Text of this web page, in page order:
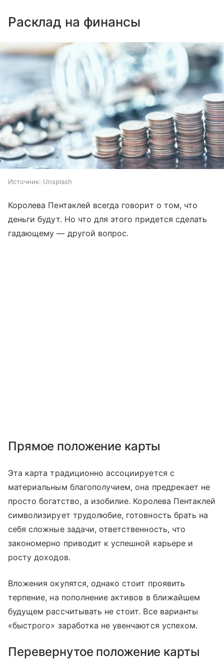
Расклад на финансы
Источник: Unsplash
Королева Пентаклей всегда говорит о том, что
деньги будут. Но что для этого придется сделать
гадающему — другой вопрос.
Прямое положение карты
Эта карта традиционно ассоциируется с
материальным благополучием, она предрекает не
просто богатство, а изобилие. Королева Пентаклей
символизирует трудолюбие, готовность брать на
себя сложные задачи, ответственность, что
закономерно приводит к успешной карьере и
росту доходов.
Вложения окупятся, однако стоит проявить
терпение, на пополнение активов в ближайшем
будущем рассчитывать не стоит. Все варианты
«быстрого» заработка не увенчаются успехом.
Перевернутое положение карты